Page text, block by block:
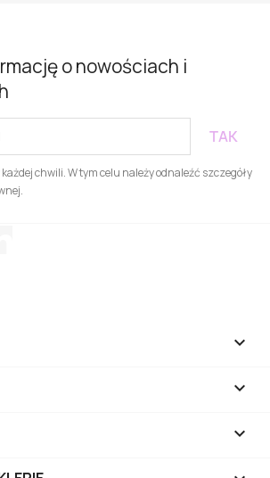
o nowościach i
chwili. W tym celu należy odnaleźć szczegóły


